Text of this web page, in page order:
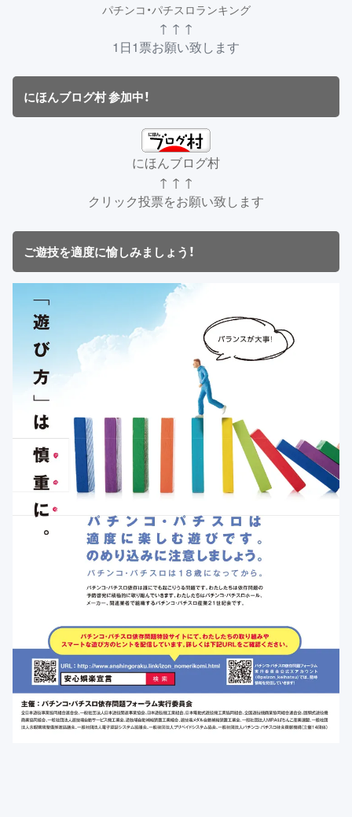
パチンコ・パチスロランキング
↑ ↑ ↑
1日1票お願い致します
にほんブログ村 参加中！
にほんブログ村
↑ ↑ ↑
クリック投票をお願い致します
ご遊技を適度に愉しみましょう！